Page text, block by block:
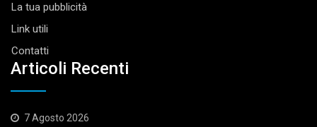
La tua pubblicità
Link utili
Contatti
Articoli Recenti
7 Agosto 2026